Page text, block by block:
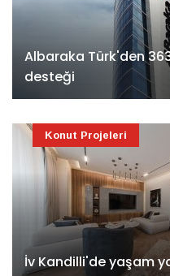
Albaraka Türk'den
desteği
İv Kandilli'de yaşam
Konut Projeleri